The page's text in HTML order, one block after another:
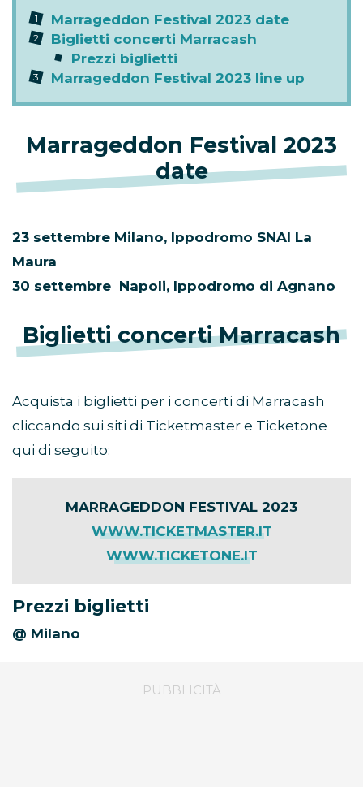
Marrageddon Festival 2023 date
Biglietti concerti Marracash
Prezzi biglietti
Marrageddon Festival 2023 line up
Marrageddon Festival 2023
date
23 settembre Milano, Ippodromo SNAI La
Maura
30 settembre Napoli, Ippodromo di Agnano
Biglietti concerti Marracash
Acquista i biglietti per i concerti di Marracash
cliccando sui siti di Ticketmaster e Ticketone
qui di seguito:
MARRAGEDDON FESTIVAL 2023
WWW.TICKETMASTER.IT
WWW.TICKETONE.IT
Prezzi biglietti
@ Milano